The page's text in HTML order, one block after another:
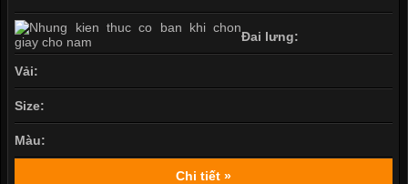
Đai lưng:
Vải:
Size:
Màu:
Chi tiết »